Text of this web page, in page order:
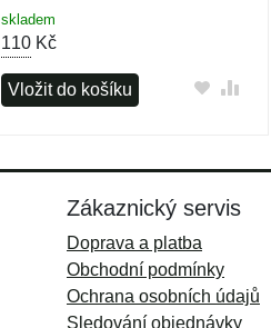
skladem
110 Kč
Vložit do košíku
Zákaznický servis
Doprava a platba
Obchodní podmínky
Ochrana osobních údajů
Sledování objednávky